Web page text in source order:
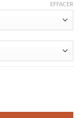
EFFACER